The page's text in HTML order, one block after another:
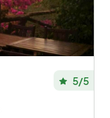
5/5